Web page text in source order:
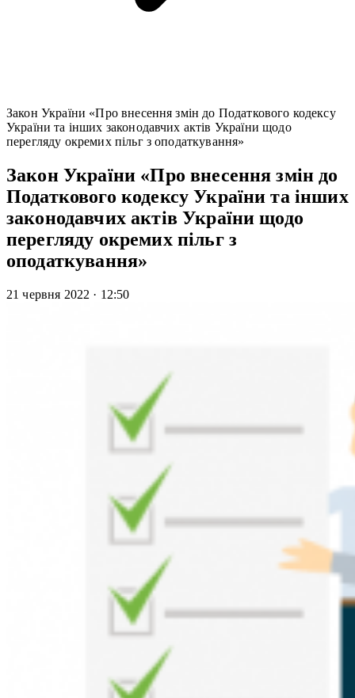
Закон України «Про внесення змін до Податкового кодексу
України та інших законодавчих актів України щодо
перегляду окремих пільг з оподаткування»
Закон України «Про внесення змін до
Податкового кодексу України та інших
законодавчих актів України щодо
перегляду окремих пільг з
оподаткування»
21 червня 2022 · 12:50